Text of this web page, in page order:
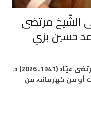
الشّيخ مرتضى
رسائل من محرّم الحسين إلى الشّيخ مرتضى عيّاد (1941ـ 2026) د.
من كهرمانه، من